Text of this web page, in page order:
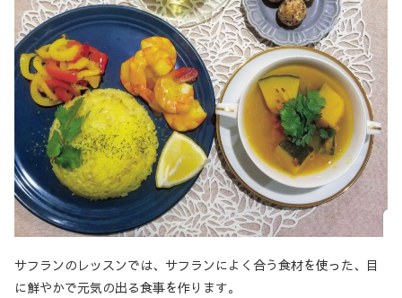
サフランのレッスンでは、サフランによく合う食材を使った、目
に鮮やかで元気の出る食事を作ります。